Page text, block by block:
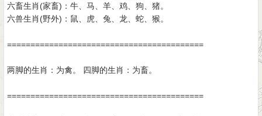
六畜生肖(家畜)：牛、马、羊、鸡、狗、猪。
六兽生肖(野外)：鼠、虎、兔、龙、蛇、猴。
==========================================
两脚的生肖：为禽。 四脚的生肖：为畜。
==========================================